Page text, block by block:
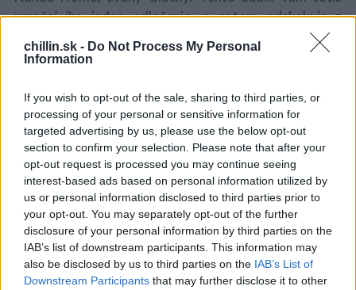
chillin.sk - Do Not Process My Personal
Information
If you wish to opt-out of the sale, sharing to third parties, or
processing of your personal or sensitive information for
targeted advertising by us, please use the below opt-out
section to confirm your selection. Please note that after your
opt-out request is processed you may continue seeing
interest-based ads based on personal information utilized by
us or personal information disclosed to third parties prior to
your opt-out. You may separately opt-out of the further
disclosure of your personal information by third parties on the
IAB’s list of downstream participants. This information may
also be disclosed by us to third parties on the IAB’s List of
Downstream Participants that may further disclose it to other
umožní iba jedno odloženie, a potom odskakuje z
nočného stolíka a odchádza preč. Pri svojom úteku pípa
a bliká a tak už ráno po jeho zazvonení rozhodne znovu
S
a
r
h
f
o
r